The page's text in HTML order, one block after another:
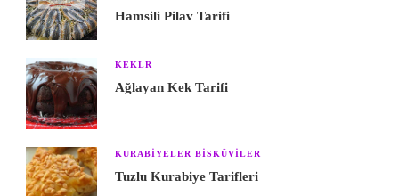
Hamsili Pilav Tarifi
KEKLR
Ağlayan Kek Tarifi
KURABIYELER BISKÜVILER
Tuzlu Kurabiye Tarifleri